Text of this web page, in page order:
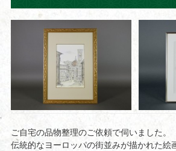
ご自宅の品物整理のご依頼で伺いました。
伝統的なヨーロッパの街並みが描かれた絵